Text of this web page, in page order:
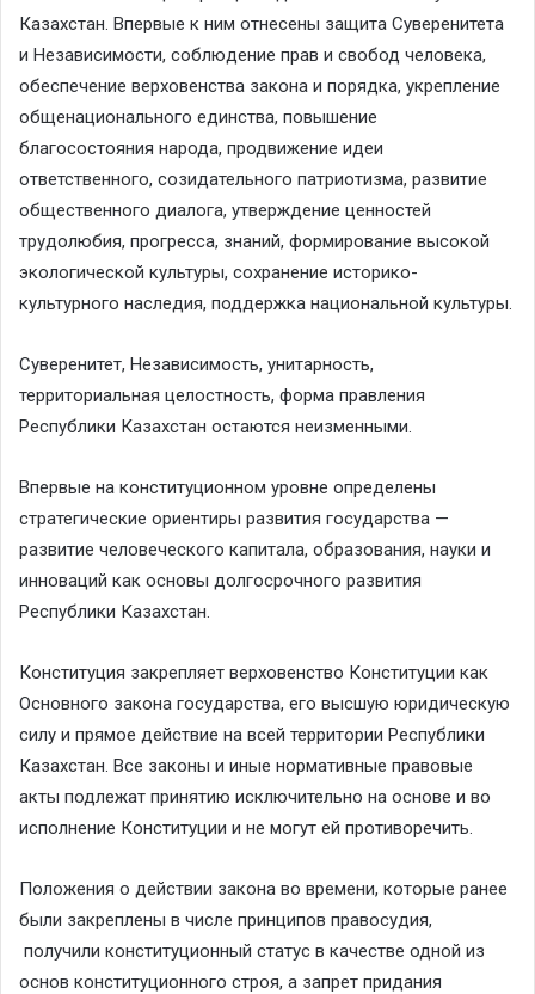
Казахстан. Впервые к ним отнесены защита Суверенитета
и Независимости, соблюдение прав и свобод человека,
обеспечение верховенства закона и порядка, укрепление
общенационального единства, повышение
благосостояния народа, продвижение идеи
ответственного, созидательного патриотизма, развитие
общественного диалога, утверждение ценностей
трудолюбия, прогресса, знаний, формирование высокой
экологической культуры, сохранение историко-
культурного наследия, поддержка национальной культуры.
Суверенитет, Независимость, унитарность,
территориальная целостность, форма правления
Республики Казахстан остаются неизменными.
Впервые на конституционном уровне определены
стратегические ориентиры развития государства —
развитие человеческого капитала, образования, науки и
инноваций как основы долгосрочного развития
Республики Казахстан.
Конституция закрепляет верховенство Конституции как
Основного закона государства, его высшую юридическую
силу и прямое действие на всей территории Республики
Казахстан. Все законы и иные нормативные правовые
акты подлежат принятию исключительно на основе и во
исполнение Конституции и не могут ей противоречить.
Положения о действии закона во времени, которые ранее
были закреплены в числе принципов правосудия,
получили конституционный статус в качестве одной из
основ конституционного строя, а запрет придания